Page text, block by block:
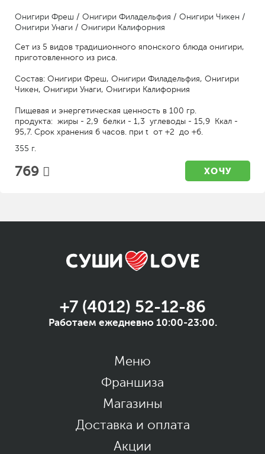
Онигири Фреш / Онигири Филадельфия / Онигири Чикен /
Онигири Унаги / Онигири Калифорния
Сет из 5 видов традиционного японского блюда онигири,
приготовленного из риса.
Состав: Онигири Фреш, Онигири Филадельфия, Онигири
Чикен, Онигири Унаги, Онигири Калифорния
Пищевая и энергетическая ценность в 100 гр.
продукта: жиры - 2,9 белки - 1,3 углеводы - 15,9 Ккал -
95,7. Срок хранения 6 часов. при t от +2 до +6.
355 г.
769 ХОЧУ
+7 (4012) 52-12-86
Работаем ежедневно 10:00-23:00.
Меню
Франшиза
Магазины
Доставка и оплата
Акции